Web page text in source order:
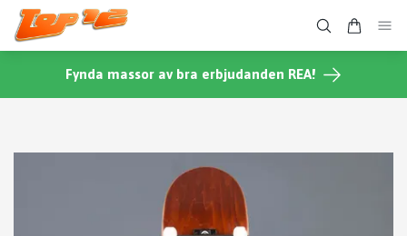
Fynda massor av bra erbjudanden REA!